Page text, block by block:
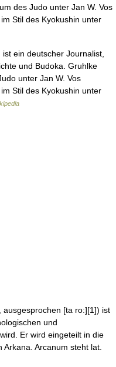
des Judo unter Jan W. Vos
Stil des Kyokushin unter
ein deutscher Journalist,
und Budoka. Gruhlke
unter Jan W. Vos
Stil des Kyokushin unter
[ta ro:][1]) ist
und
Er wird eingeteilt in die
Arcanum steht lat.